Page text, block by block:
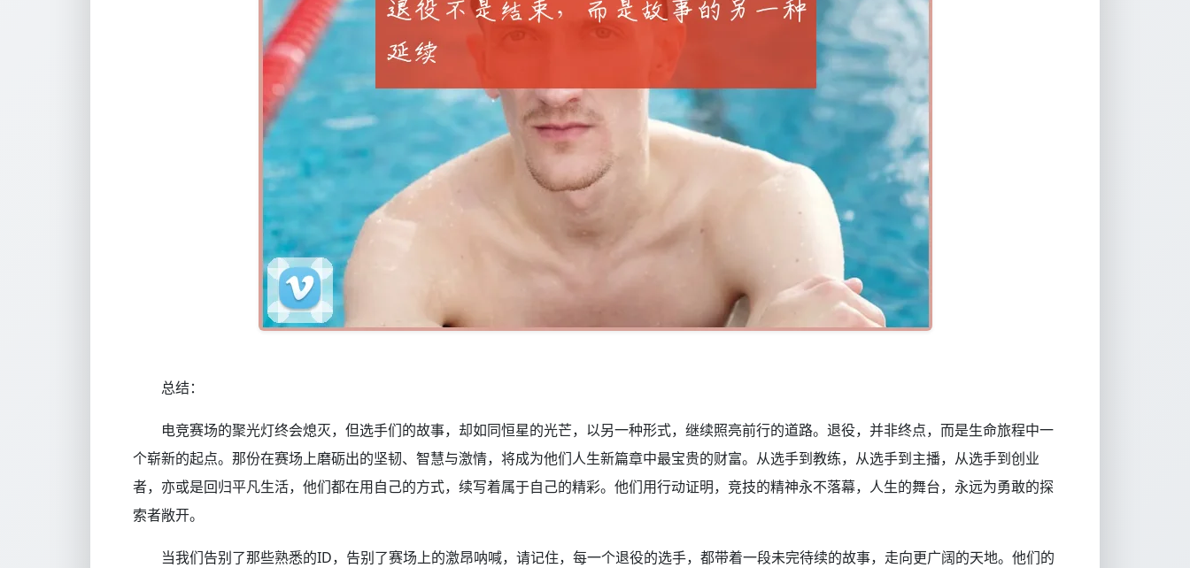
总结：
电竞赛场的聚光灯终会熄灭，但选手们的故事，却如同恒星的光芒，以另一种形式，继续照亮前行的道路。退役，并非终点，而是生命旅程中一
个崭新的起点。那份在赛场上磨砺出的坚韧、智慧与激情，将成为他们人生新篇章中最宝贵的财富。从选手到教练，从选手到主播，从选手到创业
者，亦或是回归平凡生活，他们都在用自己的方式，续写着属于自己的精彩。他们用行动证明，竞技的精神永不落幕，人生的舞台，永远为勇敢的探
索者敞开。
当我们告别了那些熟悉的ID，告别了赛场上的激昂呐喊，请记住，每一个退役的选手，都带着一段未完待续的故事，走向更广阔的天地。他们的